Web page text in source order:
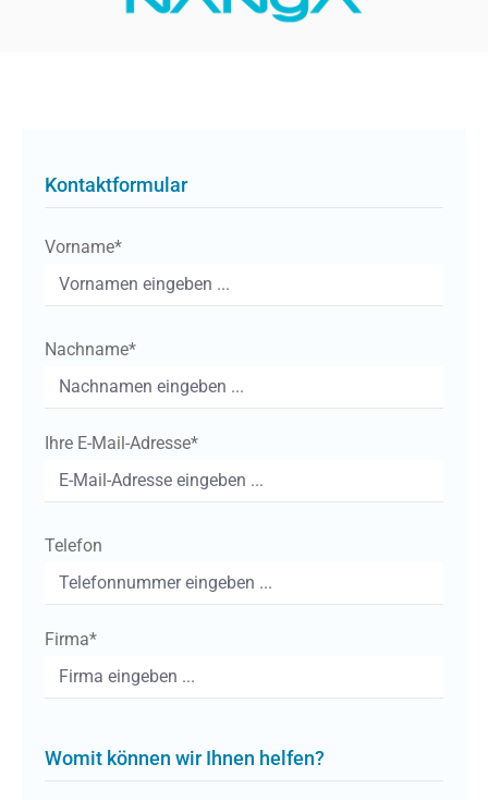
Kontaktformular
Vorname*
Nachname*
Ihre E-Mail-Adresse*
Telefon
Firma*
Womit können wir Ihnen helfen?